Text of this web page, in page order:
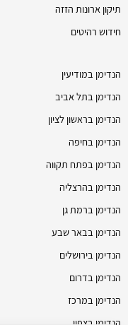
תיקון ארונות הזזה
חידוש רהיטים
הנדימן במודיעין
הנדימן בתל אביב
הנדימן בראשון לציון
הנדימן בחיפה
הנדימן בפתח תקווה
הנדימן בהרצליה
הנדימן ברמת גן
הנדימן בבאר שבע
הנדימן בירושלים
הנדימן בדרום
הנדימן במרכז
הנדימן בצפון